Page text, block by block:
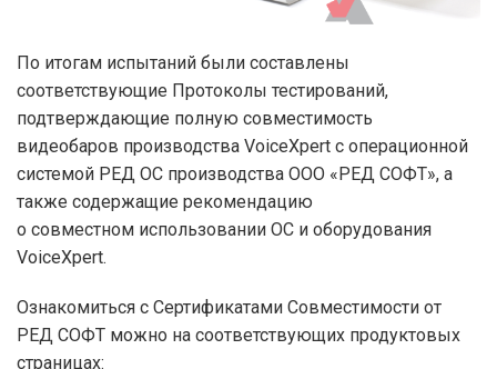
По итогам испытаний были составлены
соответствующие Протоколы тестирований,
подтверждающие полную совместимость
видеобаров производства VoiceXpert с операционной
системой РЕД ОС производства ООО «РЕД СОФТ», а
также содержащие рекомендацию
о совместном использовании ОС и оборудования
VoiceXpert.
Ознакомиться с Сертификатами Совместимости от
РЕД СОФТ можно на соответствующих продуктовых
страницах: